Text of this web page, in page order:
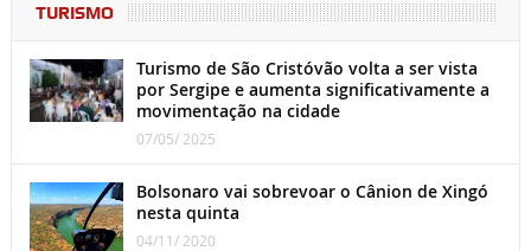
TURISMO
Turismo de São Cristóvão volta a ser vista
por Sergipe e aumenta significativamente a
movimentação na cidade
07/05/ 2025
Bolsonaro vai sobrevoar o Cânion de Xingó
nesta quinta
04/11/ 2020